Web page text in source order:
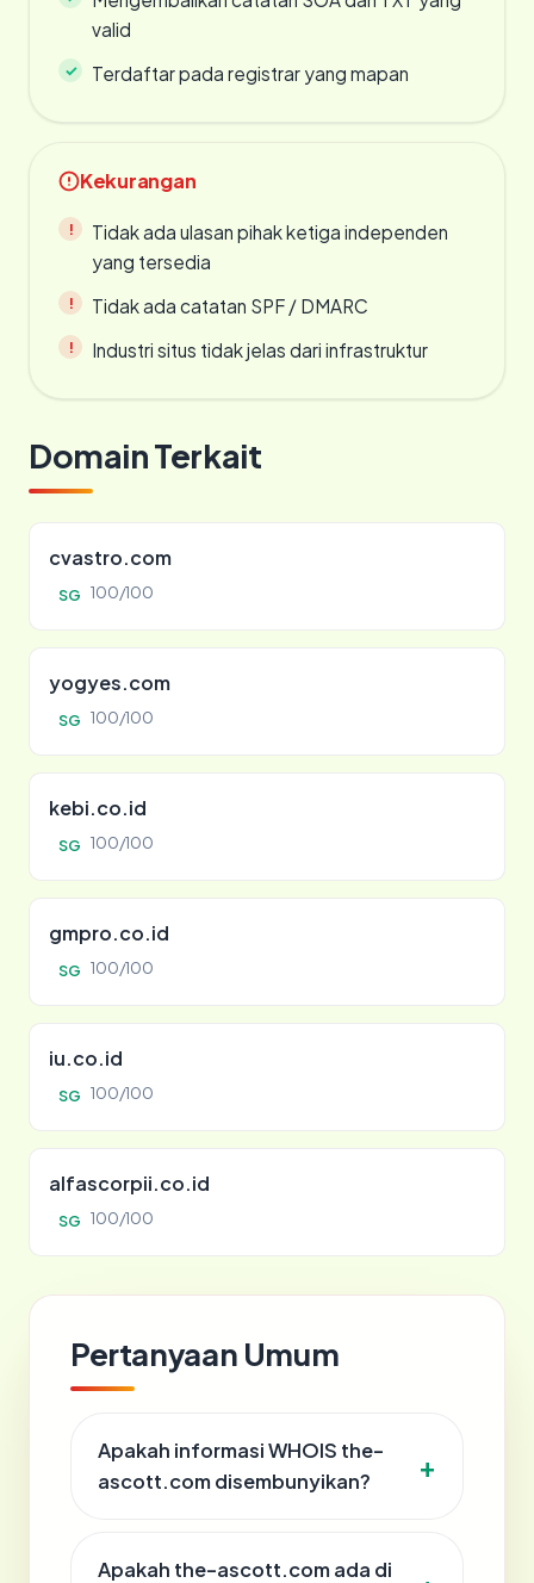
valid
Terdaftar pada registrar yang mapan
Kekurangan
Tidak ada ulasan pihak ketiga independen
yang tersedia
Tidak ada catatan SPF / DMARC
Industri situs tidak jelas dari infrastruktur
Domain Terkait
cvastro.com
SG 100/100
yogyes.com
SG 100/100
kebi.co.id
SG 100/100
gmpro.co.id
SG 100/100
iu.co.id
SG 100/100
alfascorpii.co.id
SG 100/100
Pertanyaan Umum
Apakah informasi WHOIS the-
ascott.com disembunyikan?
Apakah the-ascott.com ada di